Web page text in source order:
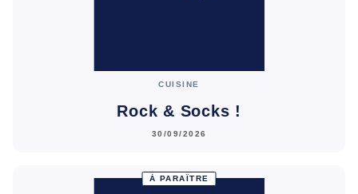
CUISINE
Rock & Socks !
30/09/2026
À PARAÎTRE